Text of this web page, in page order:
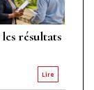
résultats
Lire